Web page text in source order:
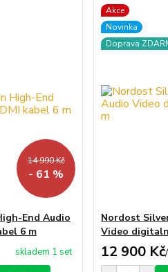
14 990 Kč
- 61 %
End Audio
6 m
skladem 1 set
Akce
Novinka
Doprava
Nordost
Video
12 900 Kč/